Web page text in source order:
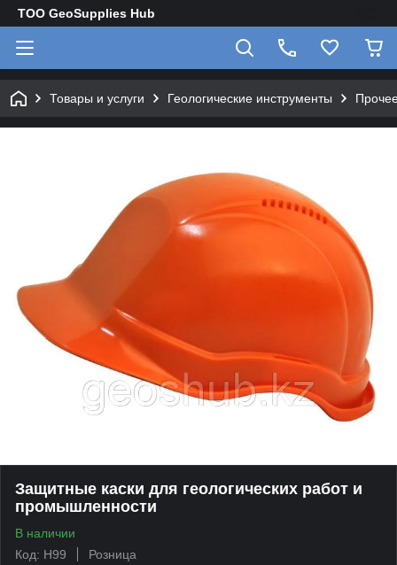
TOO GeoSupplies Hub
Товары и услуги Геологические инструменты
Защитные каски для геологических работ и
промышленности
В наличии
Код: H99
Розница